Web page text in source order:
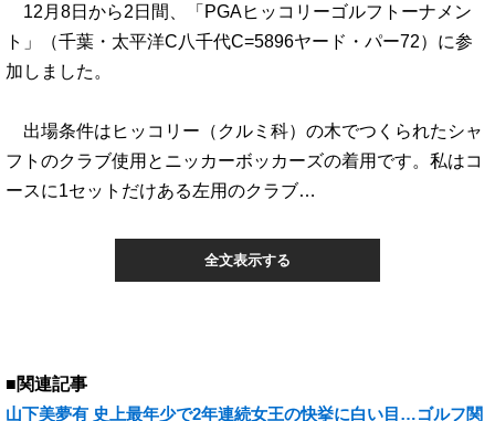
12月8日から2日間、「PGAヒッコリーゴルフトーナメン
ト」（千葉・太平洋C八千代C=5896ヤード・パー72）に参
加しました。
出場条件はヒッコリー（クルミ科）の木でつくられたシャ
フトのクラブ使用とニッカーボッカーズの着用です。私はコ
ースに1セットだけある左用のクラブ…
全文表示する
■関連記事
山下美夢有 史上最年少で2年連続女王の快挙に白い目…ゴルフ関